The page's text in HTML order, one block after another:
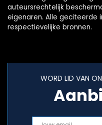
auteursrechtelijk
eigenaren. Alle geciteerde
respectievelijke bronnen.
WORD LID VAN